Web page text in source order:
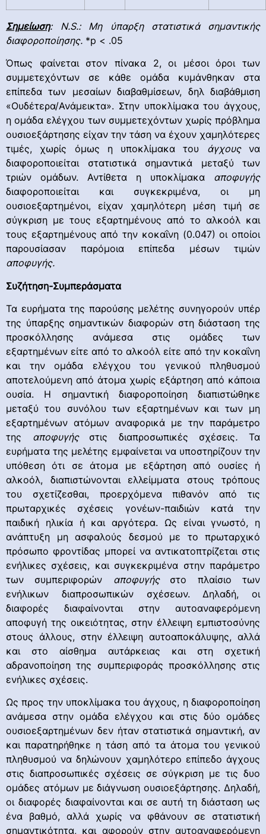
Σημείωση: N.S.: Μη ύπαρξη στατιστικά σημαντικής
διαφοροποίησης. *p < .05
Όπως φαίνεται στον πίνακα 2, οι μέσοι όροι των
συμμετεχόντων σε κάθε ομάδα κυμάνθηκαν στα
επίπεδα των μεσαίων διαβαθμίσεων, δηλ διαβάθμιση
«Ουδέτερα/Ανάμεικτα». Στην υποκλίμακα του άγχους,
η ομάδα ελέγχου των συμμετεχόντων χωρίς πρόβλημα
ουσιοεξάρτησης είχαν την τάση να έχουν χαμηλότερες
τιμές, χωρίς όμως η υποκλίμακα του άγχουςνα
διαφοροποιείται στατιστικά σημαντικά μεταξύ των
τριών ομάδων. Αντίθετα η υποκλίμακα αποφυγής
διαφοροποιείται και συγκεκριμένα, οι μη
ουσιοεξαρτημένοι, είχαν χαμηλότερη μέση τιμή σε
σύγκριση με τους εξαρτημένους από το αλκοόλ και
τους εξαρτημένους από την κοκαΐνη (0.047) οι οποίοι
παρουσίασαν παρόμοια επίπεδα μέσων τιμών
αποφυγής.
Συζήτηση-Συμπεράσματα
Τα ευρήματα της παρούσης μελέτης συνηγορούν υπέρ
της ύπαρξης σημαντικών διαφορών στη διάσταση της
προσκόλλησης ανάμεσα στις ομάδες των
εξαρτημένων είτε από το αλκοόλ είτε από την κοκαΐνη
και την ομάδα ελέγχου του γενικού πληθυσμού
αποτελούμενη από άτομα χωρίς εξάρτηση από κάποια
ουσία. Η σημαντική διαφοροποίηση διαπιστώθηκε
μεταξύ του συνόλου των εξαρτημένων και των μη
εξαρτημένων ατόμων αναφορικά με την παράμετρο
της αποφυγής στις διαπροσωπικές σχέσεις. Τα
ευρήματα της μελέτης εμφαίνεται να υποστηρίζουν την
υπόθεση ότι σε άτομα με εξάρτηση από ουσίες ή
αλκοόλ, διαπιστώνονται ελλείμματα στους τρόπους
του σχετίζεσθαι, προερχόμενα πιθανόν από τις
πρωταρχικές σχέσεις γονέων-παιδιών κατά την
παιδική ηλικία ή και αργότερα. Ως είναι γνωστό, η
ανάπτυξη μη ασφαλούς δεσμού με το πρωταρχικό
πρόσωπο φροντίδας μπορεί να αντικατοπτρίζεται στις
ενήλικες σχέσεις, και συγκεκριμένα στην παράμετρο
των συμπεριφορών αποφυγής στο πλαίσιο των
ενήλικων διαπροσωπικών σχέσεων. Δηλαδή, οι
διαφορές διαφαίνονται στην αυτοαναφερόμενη
αποφυγή της οικειότητας, στην έλλειψη εμπιστοσύνης
στους άλλους, στην έλλειψη αυτοαποκάλυψης, αλλά
και στο αίσθημα αυτάρκειας και στη σχετική
αδρανοποίηση της συμπεριφοράς προσκόλλησης στις
ενήλικες σχέσεις.
Ως προς την υποκλίμακα του άγχους, η διαφοροποίηση
ανάμεσα στην ομάδα ελέγχου και στις δύο ομάδες
ουσιοεξαρτημένων δεν ήταν στατιστικά σημαντική, αν
και παρατηρήθηκε η τάση από τα άτομα του γενικού
πληθυσμού να δηλώνουν χαμηλότερο επίπεδο άγχους
στις διαπροσωπικές σχέσεις σε σύγκριση με τις δυο
ομάδες ατόμων με διάγνωση ουσιοεξάρτησης. Δηλαδή,
οι διαφορές διαφαίνονται και σε αυτή τη διάσταση ως
ένα βαθμό, αλλά χωρίς να φθάνουν σε στατιστική
σημαντικότητα, και αφορούν στην αυτοαναφερόμενη